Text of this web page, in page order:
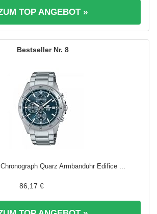
TOP ANGEBOT »
8
Quarz Armbanduhr Edifice ...
86,17 €